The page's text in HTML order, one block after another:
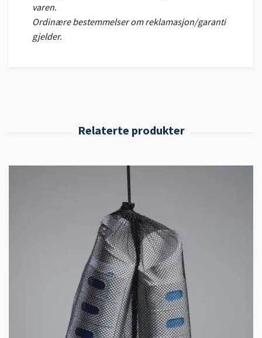
varen.
Ordinære bestemmelser om reklamasjon/garanti
gjelder.